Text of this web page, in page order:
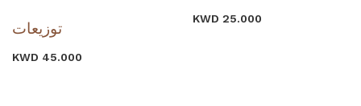
توزيعات
KWD 45.000
KWD 25.000